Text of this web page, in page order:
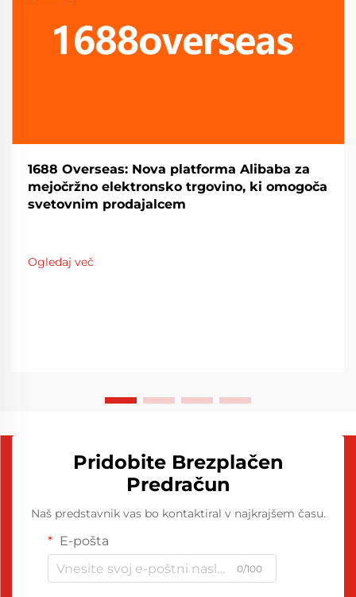
1688 Overseas: Nova platforma Alibaba za
mejočržno elektronsko trgovino, ki omogoča
svetovnim prodajalcem
Ogledaj več
Pridobite Brezplačen
Predračun
Naš predstavnik vas bo kontaktiral v najkrajšem času.
E-pošta
0/100